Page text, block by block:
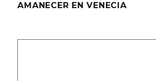
AMANECER EN VENECIA